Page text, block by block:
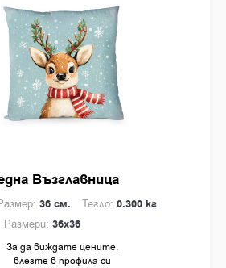
Възглавница
36 см. Тегло: 0.300 кг
Размери: 36x36
За да виждате цените,
влезте в профила си